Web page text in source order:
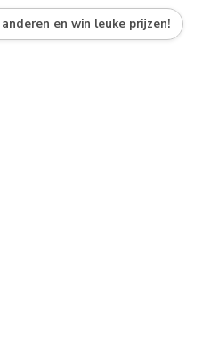
en win leuke prijzen!